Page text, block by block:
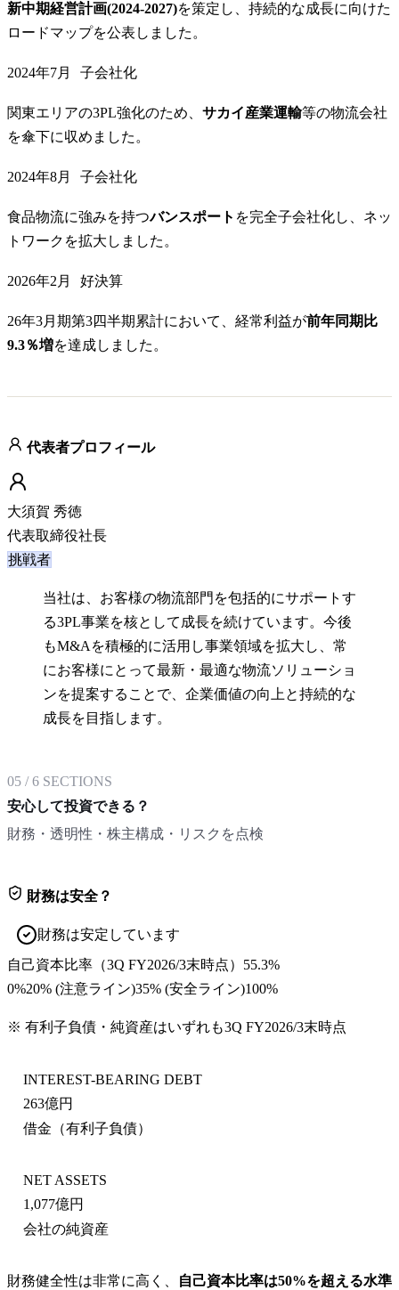
新中期経営計画(2024-2027)を策定し、持続的な成長に向けた
ロードマップを公表しました。
2024年7月 子会社化
関東エリアの3PL強化のため、 サカイ産業運輸等の物流会社
を傘下に収めました。
2024年8月 子会社化
食品物流に強みを持つバンスポート を完全子会社化し、ネッ
トワークを拡大しました。
2026年2月 好決算
26年3月期第3四半期累計において、経常利益が前年同期比
9.3％増を達成しました。
代表者プロフィール
大須賀 秀徳
代表取締役社長
挑戦者
当社は、お客様の物流部門を包括的にサポートす
る3PL事業を核として成長を続けています。今後
もM&Aを積極的に活用し事業領域を拡大し、常
にお客様にとって最新・最適な物流ソリューショ
ンを提案することで、企業価値の向上と持続的な
成長を目指します。
05 /6 SECTIONS
安心して投資できる？
財務・透明性・株主構成・リスクを点検
財務は安全？
財務は安定しています
自己資本比率 （3Q FY2026/3末時点） 55.3%
0%20% (注意ライン)35% (安全ライン)100%
※ 有利子負債・純資産はいずれも3Q FY2026/3末時点
INTEREST-BEARING DEBT
263億円
借金（有利子負債）
NET ASSETS
1,077億円
会社の純資産
財務健全性は非常に高く、
自己資本比率は50%を超える水準